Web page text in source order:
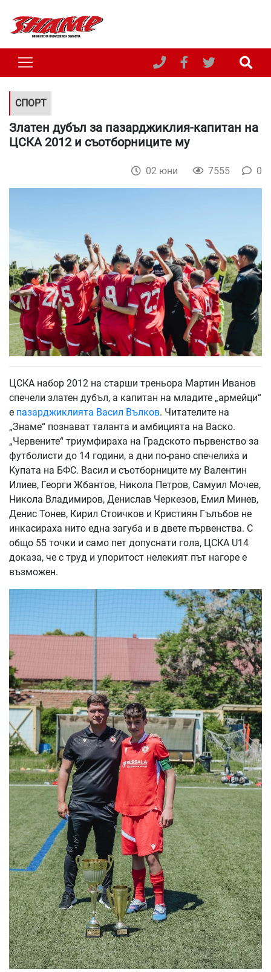
СПОРТ
Златен дубъл за пазарджиклия-капитан на
ЦСКА 2012 и съотборниците му
02 юни 7555 0
ЦСКА набор 2012 на старши треньора Мартин Иванов
спечели златен дубъл, а капитан на младите „армейци“
е пазарджиклията Васил Вълков. Читателите на
„Знаме“ познават таланта и амбицията на Васко.
„Червените“ триумфираха на Градското първенство за
футболисти до 14 години, а дни по-рано спечелиха и
Купата на БФС. Васил и съотборниците му Валентин
Илиев, Георги Жбантов, Никола Петров, Самуил Мочев,
Никола Владимиров, Денислав Черкезов, Емил Минев,
Денис Тонев, Кирил Стоичков и Кристиян Гълъбов не
инкасираха нито една загуба и в двете първенства. С
общо 55 точки и само пет допуснати гола, ЦСКА U14
доказа, че с труд и упоритост нелекият път нагоре е
възможен.